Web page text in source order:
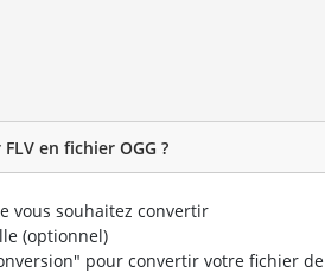
en fichier OGG ?
vous souhaitez convertir
(optionnel)
pour convertir votre fichier de